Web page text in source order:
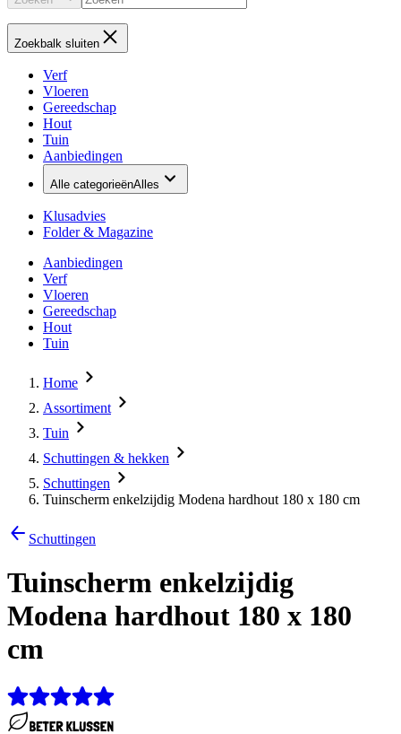
Zoekbalk sluiten
Verf
Vloeren
Gereedschap
Hout
Tuin
Aanbiedingen
Alle categorieënAlles
Klusadvies
Folder & Magazine
Aanbiedingen
Verf
Vloeren
Gereedschap
Hout
Tuin
Home
Assortiment
Tuin
Schuttingen & hekken
Schuttingen
Tuinscherm enkelzijdig Modena hardhout 180 x 180 cm
Schuttingen
Tuinscherm enkelzijdig
Modena hardhout 180 x 180
cm